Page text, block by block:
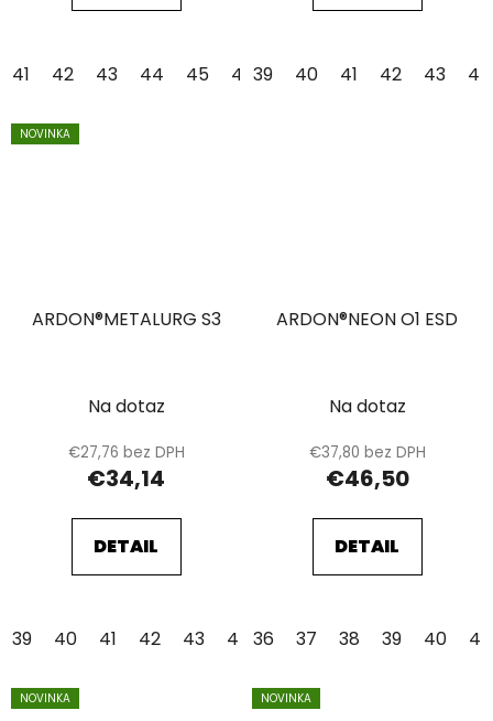
41 42 43 44 45 46 47 48
39 40 41 42 43 44
NOVINKA
ARDON®METALURG S3
Na dotaz
€27,76 bez DPH
€34,14
DETAIL
39 40 41 42 43 44 46 47 48
ARDON®NEON O1 ESD
Na dotaz
€37,80 bez DPH
€46,50
DETAIL
36 37 38 39 40 41
NOVINKA NOVINKA